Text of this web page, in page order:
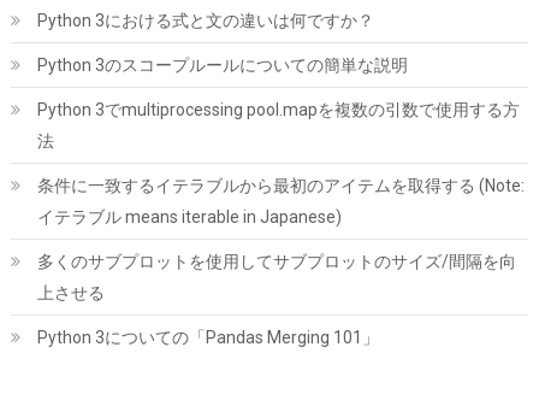
Red Plus 内蔵 HDD 8TB CMR 3.5インチ SATA 5640rpm キャッシ
ュ256MB NAS メーカー保証3年 WD80EFAX-AJP エコパッケージ
【国内正規取扱代理店】
( 542394) GBP 246.09 (2026-08-06 04:03 GMT +09:00 時点 -詳細は
こちら
Python 3における式と文の違いは何ですか？
Python 3のスコープルールについての簡単な説明
Python 3でmultiprocessing pool.mapを複数の引数で使用する方
法
条件に一致するイテラブルから最初のアイテムを取得する (Note:
イテラブル means iterable in Japanese)
多くのサブプロットを使用してサブプロットのサイズ/間隔を向
上させる
Python 3についての「Pandas Merging 101」